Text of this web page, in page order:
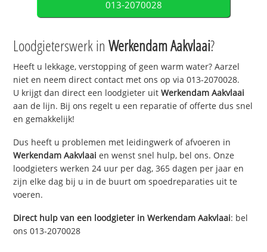
013-2070028
Loodgieterswerk inWerkendam Aakvlaai?
Heeft u lekkage, verstopping of geen warm water? Aarzel
niet en neem direct contact met ons op via 013-2070028.
U krijgt dan direct een loodgieter uitWerkendam Aakvlaai
aan de lijn. Bij ons regelt u een reparatie of offerte dus snel
en gemakkelijk!
Dus heeft u problemen met leidingwerk of afvoeren in
Werkendam Aakvlaai en wenst snel hulp, bel ons. Onze
loodgieters werken 24 uur per dag, 365 dagen per jaar en
zijn elke dag bij u in de buurt om spoedreparaties uit te
voeren.
Direct hulp van een loodgieter inWerkendam Aakvlaai: bel
ons 013-2070028